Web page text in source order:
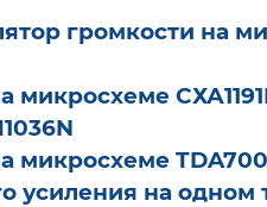
громкости на
микросхеме
микросхеме
усиления на одном